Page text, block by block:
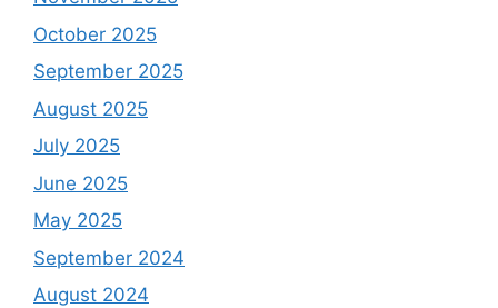
October 2025
September 2025
August 2025
July 2025
June 2025
May 2025
September 2024
August 2024